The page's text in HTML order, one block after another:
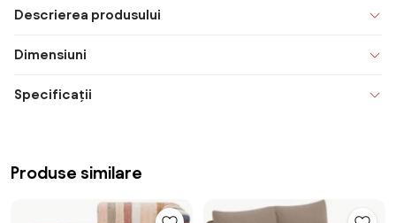
Descrierea produsului
Dimensiuni
Specificații
Produse similare